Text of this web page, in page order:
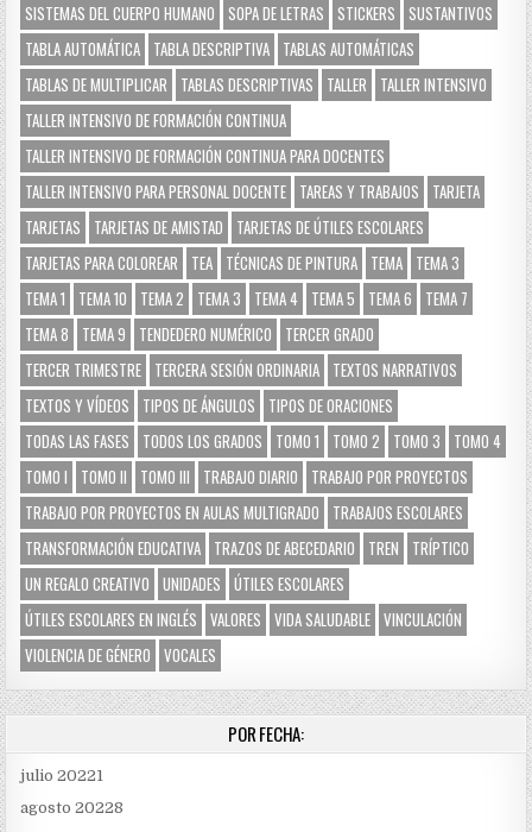
SISTEMAS DEL CUERPO HUMANO
SOPA DE LETRAS STICKERS
SUSTANTIVOS
TABLA AUTOMÁTICA TABLA DESCRIPTIVA TABLAS AUTOMÁTICAS
TABLAS DE MULTIPLICAR
TABLAS DESCRIPTIVAS TALLER
TALLER INTENSIVO
TALLER INTENSIVO DE FORMACIÓN CONTINUA
TALLER INTENSIVO DE FORMACIÓN CONTINUA PARA DOCENTES
TALLER INTENSIVO PARA PERSONAL DOCENTE TAREAS Y TRABAJOS
TARJETA
TARJETAS
TARJETAS DE AMISTAD
TARJETAS DE ÚTILES ESCOLARES
TARJETAS PARA COLOREAR
TEA TÉCNICAS DE PINTURA TEMA TEMA 3
TEMA 1
TEMA 10 TEMA 2 TEMA 3 TEMA 4 TEMA 5 TEMA 6
TEMA 7
TEMA 8
TEMA 9 TENDEDERO NUMÉRICO
TERCER GRADO
TERCER TRIMESTRE TERCERA SESIÓN ORDINARIA TEXTOS NARRATIVOS
TEXTOS Y VÍDEOS
TIPOS DE ÁNGULOS
TIPOS DE ORACIONES
TODAS LAS FASES
TODOS LOS GRADOS TOMO 1 TOMO 2 TOMO 3
TOMO 4
TOMO I
TOMO II TOMO III TRABAJO DIARIO
TRABAJO POR PROYECTOS
TRABAJO POR PROYECTOS EN AULAS MULTIGRADO
TRABAJOS ESCOLARES
TRANSFORMACIÓN EDUCATIVA TRAZOS DE ABECEDARIO TREN
TRÍPTICO
UN REGALO CREATIVO
UNIDADES
ÚTILES ESCOLARES
ÚTILES ESCOLARES EN INGLÉS
VALORES VIDA SALUDABLE VINCULACIÓN
VIOLENCIA DE GÉNERO
VOCALES
POR FECHA:
julio 20221
agosto 20228